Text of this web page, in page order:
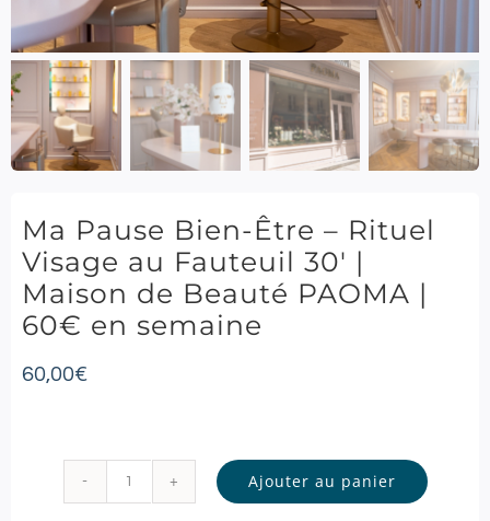
Ma Pause Bien-Être – Rituel
Visage au Fauteuil 30′ |
Maison de Beauté PAOMA |
60€ en semaine
60,00€
Ajouter au panier